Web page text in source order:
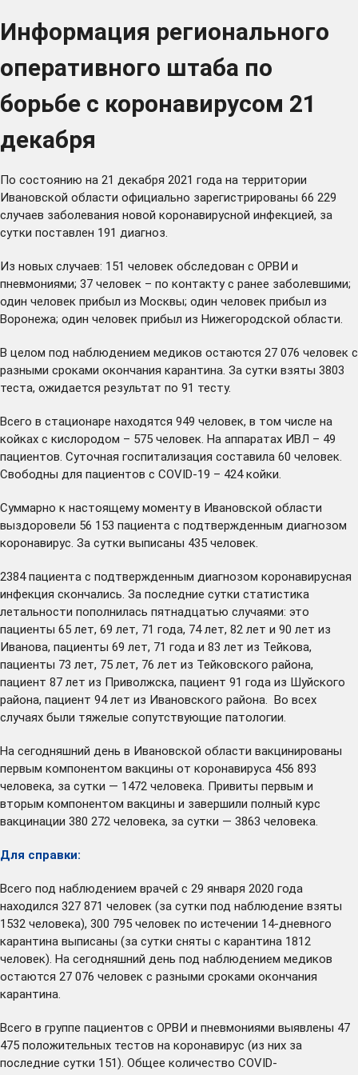
Информация регионального
оперативного штаба по
борьбе с коронавирусом 21
декабря
По состоянию на 21 декабря 2021 года на территории
Ивановской области официально зарегистрированы 66 229
случаев заболевания новой коронавирусной инфекцией, за
сутки поставлен 191 диагноз.
Из новых случаев: 151 человек обследован с ОРВИ и
пневмониями; 37 человек – по контакту с ранее заболевшими;
один человек прибыл из Москвы; один человек прибыл из
Воронежа; один человек прибыл из Нижегородской области.
В целом под наблюдением медиков остаются 27 076 человек с
разными сроками окончания карантина. За сутки взяты 3803
теста, ожидается результат по 91 тесту.
Всего в стационаре находятся 949 человек, в том числе на
койках с кислородом – 575 человек. На аппаратах ИВЛ – 49
пациентов. Суточная госпитализация составила 60 человек.
Свободны для пациентов с COVID-19 – 424 койки.
Суммарно к настоящему моменту в Ивановской области
выздоровели 56 153 пациента с подтвержденным диагнозом
коронавирус. За сутки выписаны 435 человек.
2384 пациента с подтвержденным диагнозом коронавирусная
инфекция скончались. За последние сутки статистика
летальности пополнилась пятнадцатью случаями: это
пациенты 65 лет, 69 лет, 71 года, 74 лет, 82 лет и 90 лет из
Иванова, пациенты 69 лет, 71 года и 83 лет из Тейкова,
пациенты 73 лет, 75 лет, 76 лет из Тейковского района,
пациент 87 лет из Приволжска, пациент 91 года из Шуйского
района, пациент 94 лет из Ивановского района. Во всех
случаях были тяжелые сопутствующие патологии.
На сегодняшний день в Ивановской области вакцинированы
первым компонентом вакцины от коронавируса 456 893
человека, за сутки — 1472 человека. Привиты первым и
вторым компонентом вакцины и завершили полный курс
вакцинации 380 272 человека, за сутки — 3863 человека.
Для справки:
Всего под наблюдением врачей с 29 января 2020 года
находился 327 871 человек (за сутки под наблюдение взяты
1532 человека), 300 795 человек по истечении 14-дневного
карантина выписаны (за сутки сняты с карантина 1812
человек). На сегодняшний день под наблюдением медиков
остаются 27 076 человек с разными сроками окончания
карантина.
Всего в группе пациентов с ОРВИ и пневмониями выявлены 47
475 положительных тестов на коронавирус (из них за
последние сутки 151). Общее количество COVID-